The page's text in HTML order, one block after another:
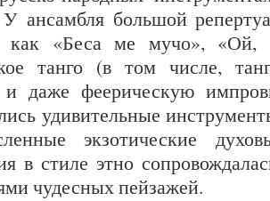
У ансамбля большой
как «Беса ме мучо», «Ой,
танго (в том числе,
даже феерическую
удивительные
экзотические
в стиле этно
чудесных пейзажей.